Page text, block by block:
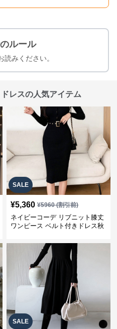
ルール
読みください。
レスの人気アイテム
SALE
¥5,360 ¥5960(割引前)
ネイビーコーデ リブニット膝丈
ワンピース ベルト付きドレス秋
SALE